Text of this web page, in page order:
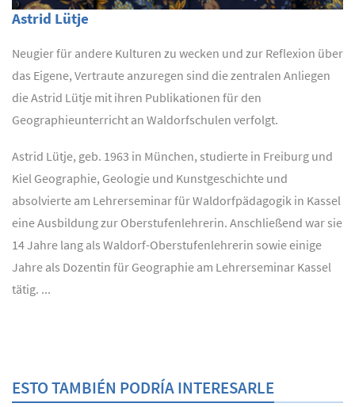
Astrid Lütje
Neugier für andere Kulturen zu wecken und zur Reflexion über
das Eigene, Vertraute anzuregen sind die zentralen Anliegen
die Astrid Lütje mit ihren Publikationen für den
Geographieunterricht an Waldorfschulen verfolgt.
Astrid Lütje, geb. 1963 in München, studierte in Freiburg und
Kiel Geographie, Geologie und Kunstgeschichte und
absolvierte am Lehrerseminar für Waldorfpädagogik in Kassel
eine Ausbildung zur Oberstufenlehrerin. Anschließend war sie
14 Jahre lang als Waldorf-Oberstufenlehrerin sowie einige
Jahre als Dozentin für Geographie am Lehrerseminar Kassel
tätig. ...
ESTO TAMBIÉN PODRÍA INTERESARLE